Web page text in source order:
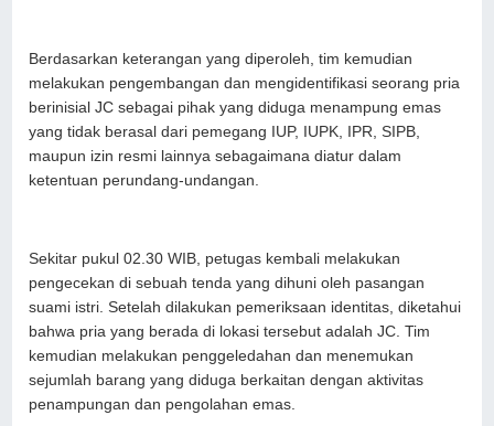
Berdasarkan keterangan yang diperoleh, tim kemudian
melakukan pengembangan dan mengidentifikasi seorang pria
berinisial JC sebagai pihak yang diduga menampung emas
yang tidak berasal dari pemegang IUP, IUPK, IPR, SIPB,
maupun izin resmi lainnya sebagaimana diatur dalam
ketentuan perundang-undangan.
Sekitar pukul 02.30 WIB, petugas kembali melakukan
pengecekan di sebuah tenda yang dihuni oleh pasangan
suami istri. Setelah dilakukan pemeriksaan identitas, diketahui
bahwa pria yang berada di lokasi tersebut adalah JC. Tim
kemudian melakukan penggeledahan dan menemukan
sejumlah barang yang diduga berkaitan dengan aktivitas
penampungan dan pengolahan emas.